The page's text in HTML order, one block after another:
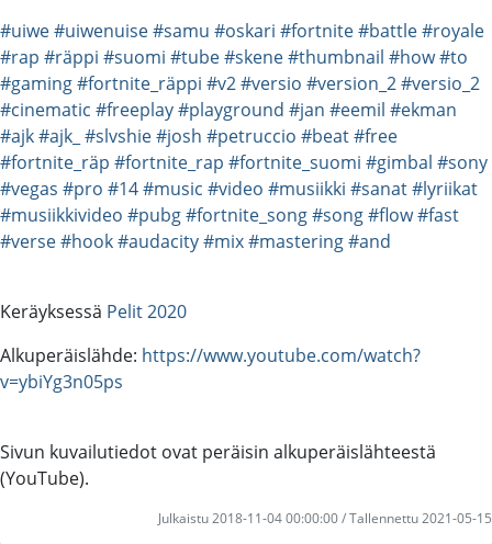
#uiwe#uiwenuise#samu #oskari #fortnite#battle#royale
#rap #räppi #suomi #tube#skene#thumbnail #how#to
#gaming#fortnite_räppi #v2#versio #version_2#versio_2
#cinematic #freeplay#playground #jan #eemil #ekman
#ajk#ajk_ #slvshie#josh #petruccio #beat#free
#fortnite_räp #fortnite_rap #fortnite_suomi #gimbal #sony
#vegas #pro #14#music #video #musiikki #sanat#lyriikat
#musiikkivideo #pubg#fortnite_song#song#flow#fast
#verse#hook#audacity#mix#mastering#and
Keräyksessä Pelit 2020
Alkuperäislähde: https://www.youtube.com/watch?
v=ybiYg3n05ps
Sivun kuvailutiedot ovat peräisin alkuperäislähteestä
(YouTube).
Julkaistu 2018-11-04 00:00:00 / Tallennettu 2021-05-15